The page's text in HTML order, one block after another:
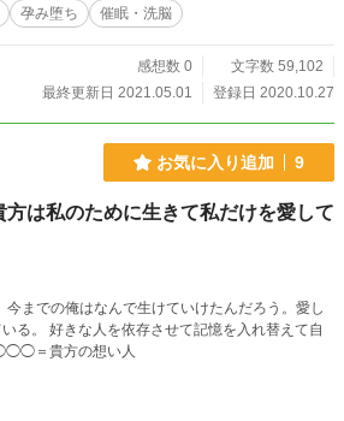
孕み堕ち 催眠・洗脳
感想数 0
文字数 59,102
最終更新日 2021.05.01
登録日 2020.10.27
お気に入り追加 9
方は私のために生きて私だけを愛して
までの俺はなんで生けていけたんだろう。愛し
れ替えて自
ために生きさせる魔法 ◯◯◯＝貴方の想い人